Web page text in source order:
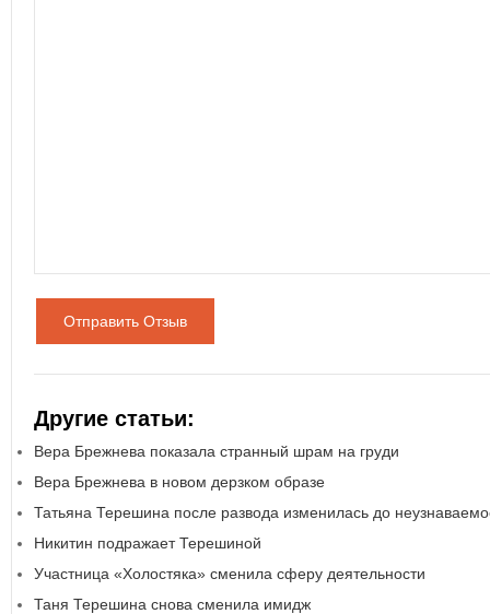
Отправить Отзыв
Другие статьи:
Вера Брежнева показала странный шрам на груди
Вера Брежнева в новом дерзком образе
Татьяна Терешина после развода изменилась до
Никитин подражает Терешиной
Участница «Холостяка» сменила сферу деятельности
Таня Терешина снова сменила имидж